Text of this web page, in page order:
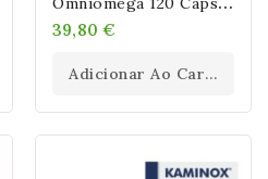
39,80 €
Adicionar Ao Carrinho